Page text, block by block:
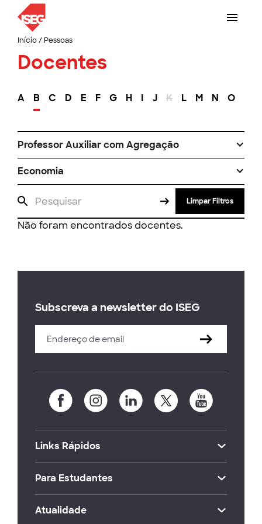
Início/ Pessoas
Docentes
A B C D E F G H I J K L M N O
Professor Auxiliar com Agregação
Economia
Limpar Filtros
Não foram encontrados docentes.
Subscreva a newsletter do ISEG
Links Rápidos
Para Estudantes
Atualidade